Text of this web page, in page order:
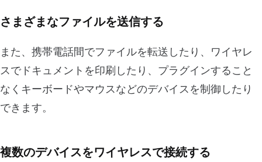
さまざまなファイルを送信する
また、携帯電話間でファイルを転送したり、ワイヤレ
スでドキュメントを印刷したり、プラグインすること
なくキーボードやマウスなどのデバイスを制御したり
できます。
複数のデバイスをワイヤレスで接続する